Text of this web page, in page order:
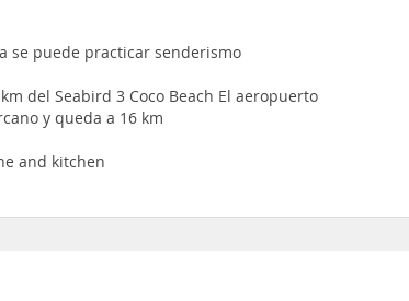
se puede practicar senderismo
del Seabird 3 Coco Beach El aeropuerto
y queda a 16 km
and kitchen